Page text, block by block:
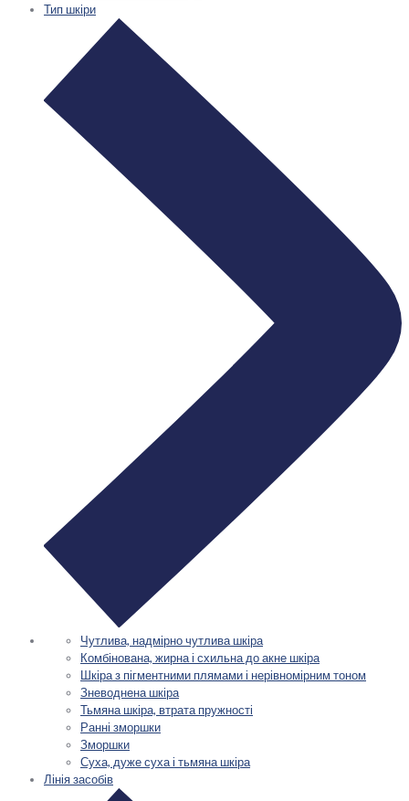
Тип шкіри
Чутлива, надмірно чутлива шкіра
Комбінована, жирна і схильна до акне шкіра
Шкіра з пігментними плямами і нерівномірним тоном
Зневоднена шкіра
Тьмяна шкіра, втрата пружності
Ранні зморшки
Зморшки
Суха, дуже суха і тьмяна шкіра
Лінія засобів